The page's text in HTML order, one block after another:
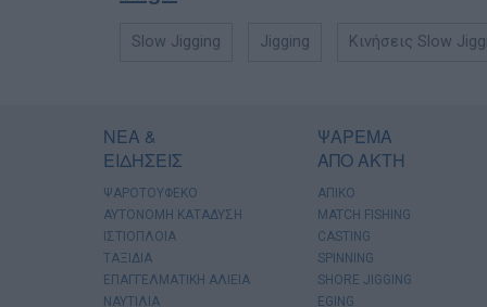
Slow Jigging Jigging Κινήσεις Slow
ΝΕΑ &
ΕΙΔΗΣΕΙΣ
ΨΑΡΟΤΟΥΦΕΚΟ
ΑΥΤΟΝΟΜΗ ΚΑΤΑΔΥΣΗ
ΙΣΤΙΟΠΛΟΙΑ
ΤΑΞΙΔΙΑ
ΕΠΑΓΓΕΛΜΑΤΙΚΗ ΑΛΙΕΙΑ
ΝΑΥΤΙΛΙΑ
ΨΑΡΕΜΑ
ΑΠΟ ΑΚΤΗ
ΑΠΙΚΟ
MATCH FISHING
CASTING
SPINNING
SHORE JIGGING
EGING